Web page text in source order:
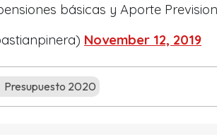
básicas y Aporte
November 12, 2019
Presupuesto 2020